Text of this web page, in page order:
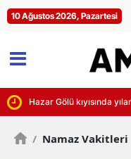
10 Ağustos 2026, Pazartesi
Hazar Gölü kıyısında
/ Namaz Vakitleri